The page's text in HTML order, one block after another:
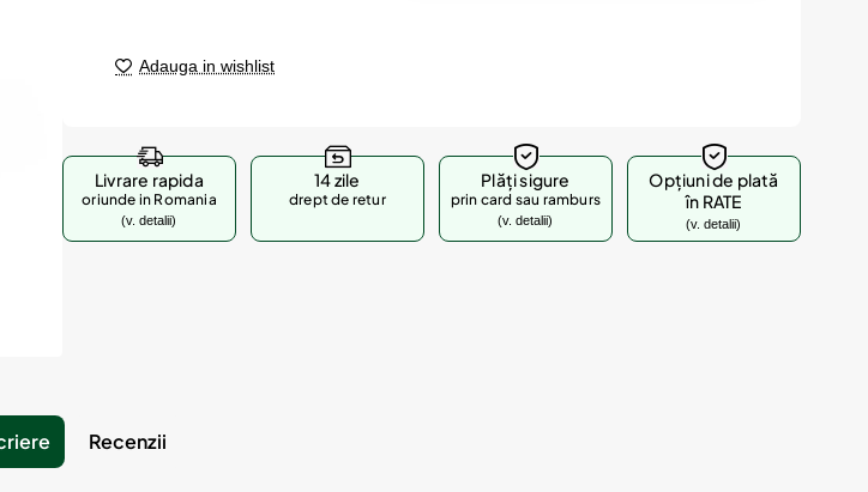
Adauga in wishlist
Livrare rapida
oriunde in Romania
(v. detalii)
14 zile
drept de retur
Plăți sigure
prin card sau ramburs
(v. detalii)
Opțiuni de plată
în RATE
(v. detalii)
Recenzii